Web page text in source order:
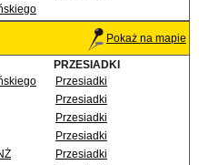
Pokaż na mapie
PRZESIADKI
Przesiadki
Przesiadki
Przesiadki
Przesiadki
Przesiadki